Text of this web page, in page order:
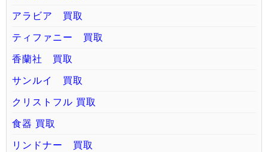
アラビア 買取
ティファニー 買取
香蘭社 買取
サンルイ 買取
クリストフル 買取
食器 買取
リンドナー 買取